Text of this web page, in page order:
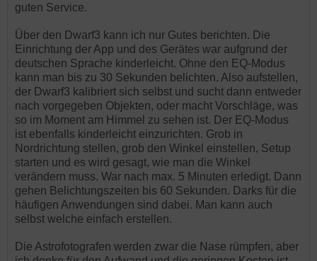
guten Service.
Über den Dwarf3 kann ich nur Gutes berichten. Die
Einrichtung der App und des Gerätes war aufgrund der
deutschen Sprache kinderleicht. Ohne den EQ-Modus
kann man bis zu 30 Sekunden belichten. Also aufstellen,
der Dwarf3 kalibriert sich selbst und sucht dann entweder
nach vorgegeben Objekten, oder macht Vorschläge, was
so im Moment am Himmel zu sehen ist. Der EQ-Modus
ist ebenfalls kinderleicht einzurichten. Grob in
Nordrichtung stellen, grob den Winkel einstellen, Setup
starten und es wird gesagt, wie man die Winkel
verändern muss. War nach max. 5 Minuten erledigt. Dann
gehen Belichtungszeiten bis 60 Sekunden. Darks für die
häufigen Anwendungen sind dabei. Man kann auch
selbst welche einfach erstellen.
Die Astrofotografen werden zwar die Nase rümpfen, aber